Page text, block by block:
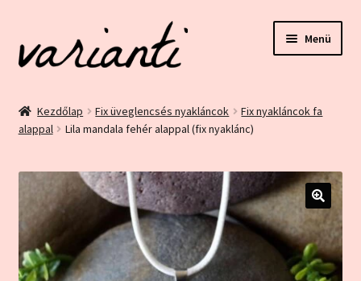
a
navigációhoz
a
tartalomba
Menü
ÁSZF és Adatvédelem
Blog
Bolt
Ez egy minta oldal
Kezdőlap Fix üveglencsés nyakláncok
Fix nyakláncok fa
alappal
Lila mandala fehér alappal (fix nyaklánc)
🔍